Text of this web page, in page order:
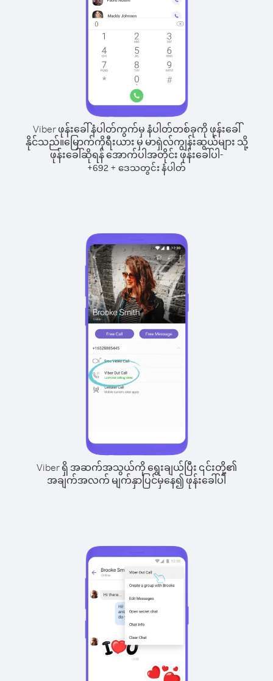
Viber ဖုန်းခေါ်နံပါတ်ကွက်မှ နံပါတ်တစ်ခုကို ဖုန်းခေါ်
နိုင်သည်။မြောက်ကိုရီးယား မှ မာရှဲလ်ကျွန်းဆွယ်များ သို့
ဖုန်းခေါ်ဆိုရန် အောက်ပါအတိုင်း ဖုန်းခေါ်ပါ-
+692 + ဒေသတွင်း နံပါတ်
Viber ရှိ အဆက်အသွယ်ကို ရွေးချယ်ပြီး ၎င်းတို့၏
အချက်အလက် မျက်နှာပြင်မှနေ၍ ဖုန်းခေါ်ပါ